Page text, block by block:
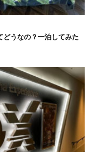
どうなの？一泊してみた